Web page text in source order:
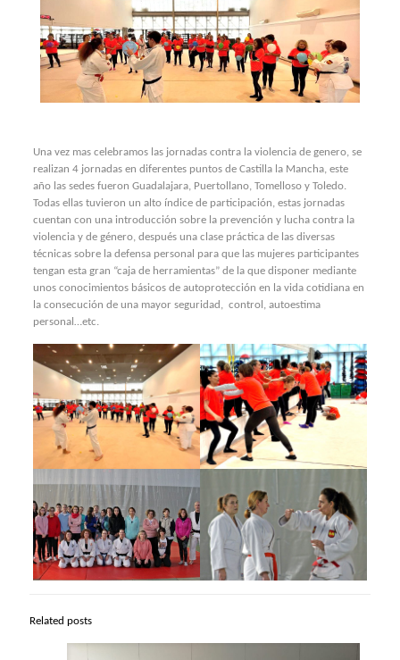
Una vez mas celebramos las jornadas contra la violencia de genero, se
realizan 4 jornadas en diferentes puntos de Castilla la Mancha, este
año las sedes fueron Guadalajara, Puertollano, Tomelloso y Toledo.
Todas ellas tuvieron un alto índice de participación, estas jornadas
cuentan con una introducción sobre la prevención y lucha contra la
violencia y de género, después una clase práctica de las diversas
técnicas sobre la defensa personal para que las mujeres participantes
tengan esta gran “caja de herramientas” de la que disponer mediante
unos conocimientos básicos de autoprotección en la vida cotidiana en
la consecución de una mayor seguridad, control, autoestima
personal…etc.
Related posts